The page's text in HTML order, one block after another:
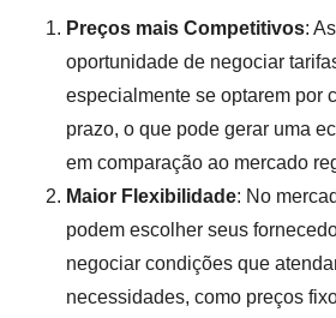
Preços mais Competitivos:
oportunidade de negociar
especialmente se optarem por
prazo, o que pode gerar uma
em comparação ao mercado
Maior Flexibilidade: No
podem escolher seus
negociar condições que
necessidades, como preços